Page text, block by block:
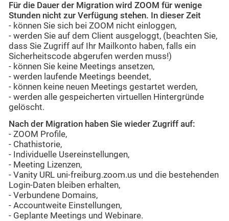
Für die Dauer der Migration wird ZOOM für wenige
Stunden nicht zur Verfügung stehen. In dieser Zeit
- können Sie sich bei ZOOM nicht einloggen,
- werden Sie auf dem Client ausgeloggt, (beachten Sie,
dass Sie Zugriff auf Ihr Mailkonto haben, falls ein
Sicherheitscode abgerufen werden muss!)
- können Sie keine Meetings ansetzen,
- werden laufende Meetings beendet,
- können keine neuen Meetings gestartet werden,
- werden alle gespeicherten virtuellen Hintergründe
gelöscht.
Nach der Migration haben Sie wieder Zugriff auf:
- ZOOM Profile,
- Chathistorie,
- Individuelle Usereinstellungen,
- Meeting Lizenzen,
- Vanity URL uni-freiburg.zoom.us und die bestehenden
Login-Daten bleiben erhalten,
- Verbundene Domains,
- Accountweite Einstellungen,
- Geplante Meetings und Webinare.